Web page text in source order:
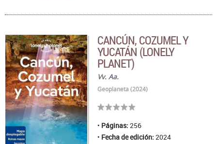
CANCÚN, COZUMEL Y
YUCATÁN (LONELY
PLANET)
Vv. Aa.
Geoplaneta (2024)
Páginas: 256
Fecha de edición: 2024